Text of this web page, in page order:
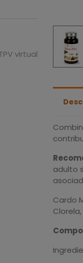
virtual
adulto
Cardo